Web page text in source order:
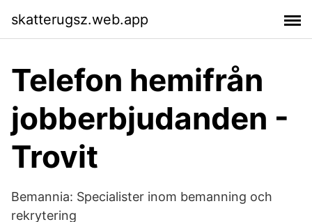
skatterugsz.web.app
Telefon hemifrån
jobberbjudanden -
Trovit
Bemannia: Specialister inom bemanning och
rekrytering